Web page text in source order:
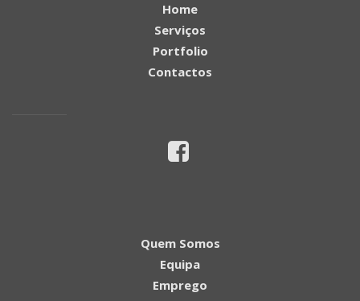
Home
Serviços
Portfolio
Contactos
Quem Somos
Equipa
Emprego